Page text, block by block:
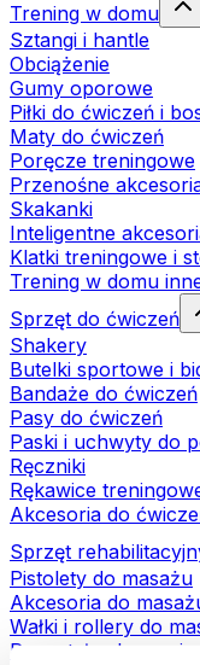
Trening w domu
Sztangi i hantle
Obciążenie
Gumy oporowe
Piłki do ćwiczeń i
Maty do ćwiczeń
Poręcze treningowe
Przenośne
Skakanki
Inteligentne
Klatki treningowe i
Trening w domu
Sprzęt do ćwiczeń
Shakery
Butelki sportowe i
Bandaże do ćwiczeń
Pasy do ćwiczeń
Paski i uchwyty do
Ręczniki
Rękawice
Akcesoria do
Sprzęt
Pistolety do masażu
Akcesoria do
Wałki i rollery do
Pozostałe akcesoria